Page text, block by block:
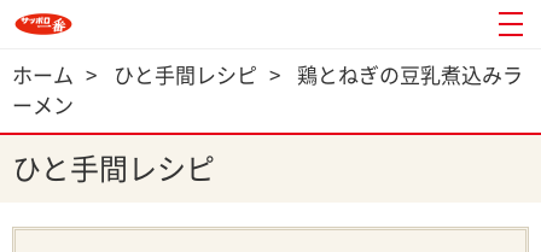
ホーム > ひと手間レシピ >
鶏とねぎの豆乳煮込みラ
ーメン
ひと手間レシピ